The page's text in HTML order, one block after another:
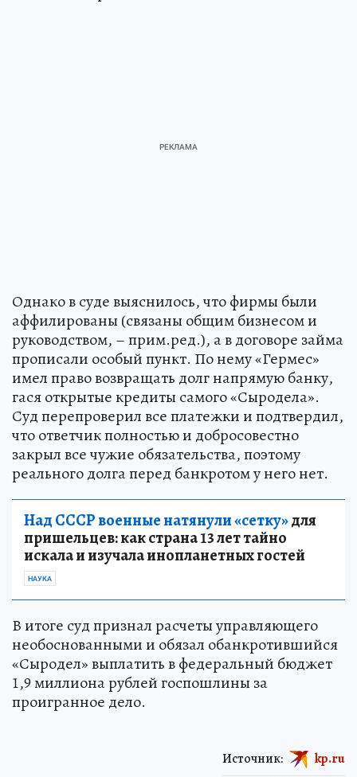
Однако в суде выяснилось, что фирмы были
аффилированы (связаны общим бизнесом и
руководством, – прим.ред.), а в договоре займа
прописали особый пункт. По нему «Гермес»
имел право возвращать долг напрямую банку,
гася открытые кредиты самого «Сыродела».
Суд перепроверил все платежки и подтвердил,
что ответчик полностью и добросовестно
закрыл все чужие обязательства, поэтому
реального долга перед банкротом у него нет.
Над СССР военные натянули «сетку»для
пришельцев: как страна 13 лет тайно
искала и изучала инопланетных гостей
НАУКА
В итоге суд признал расчеты управляющего
необоснованными и обязал обанкротившийся
«Сыродел» выплатить в федеральный бюджет
1,9 миллиона рублей госпошлины за
проигранное дело.
Источник: kp.ru